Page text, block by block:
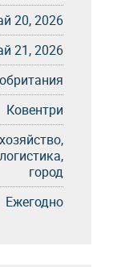
20, 2026
21, 2026
Ковентри
город
Eжегоднo